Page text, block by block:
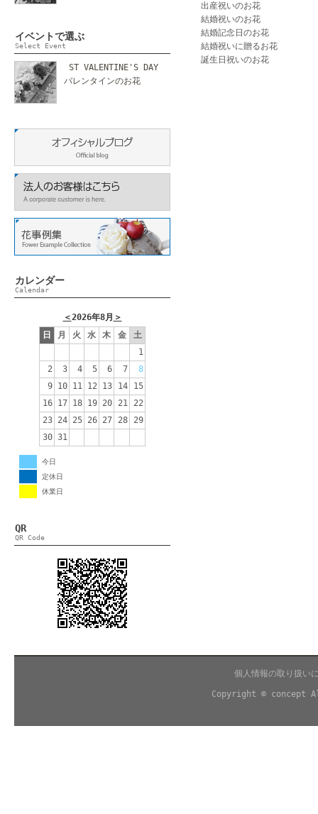
イベントで選ぶ
Select Event
ST VALENTINE'S DAY
バレンタインのお花
カレンダー
Calendar
＜2026年8月 ＞
日
月 火 水 木 金
土
1
2
3 4 5 6 7
8
9 10 11 12 13 14
15
16 17 18 19 20 21
22
23 24 25 26 27 28
29
30 31
今日
定休日
休業日
QR
QR Code
出産祝いのお花
結婚祝いのお花
結婚記念日のお花
結婚祝いに贈るお花
誕生日祝いのお花
個人情報の取り扱い
Copyright © concept